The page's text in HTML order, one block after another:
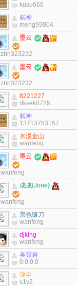
kusu666
弑神
meng59804
墨云
zbh323232
墨云
zbh323232
8221227
dksek0725
弑神
13713753157
水漫金山
wanfeng
墨云
wanfeng
成成{Jone}
wanfeng
黑色镰刀
wanfeng
djking
wanfeng
吴霄岩
0.0.0.0
浮尘
v1v2